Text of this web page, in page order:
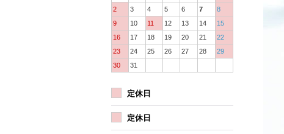
2
3 4 5 6 7
8
9
10 11 12 13 14
15
16
17 18 19 20 21
22
23
24 25 26 27 28
29
30
31
定休日
定休日